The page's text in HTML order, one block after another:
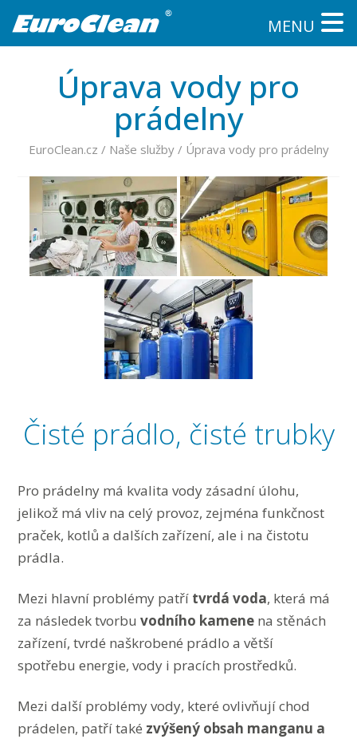
MENU
Úprava vody pro
prádelny
EuroClean.cz / Naše služby/ Úprava vody pro prádelny
Čisté prádlo, čisté trubky
Pro prádelny má kvalita vody zásadní úlohu,
jelikož má vliv na celý provoz, zejména funkčnost
praček, kotlů a dalších zařízení, ale i na čistotu
prádla.
Mezi hlavní problémy patří tvrdá voda, která má
za následek tvorbuvodního kamene na stěnách
zařízení, tvrdé naškrobené prádlo a větší
spotřebu energie, vody i pracích prostředků.
Mezi další problémy vody, které ovlivňují chod
prádelen, patří také zvýšený obsah manganu a